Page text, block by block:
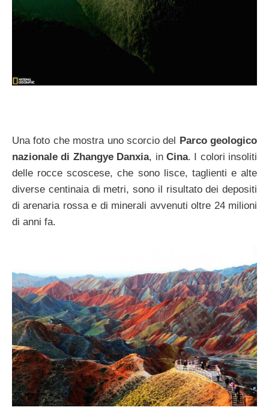
Una foto che mostra uno scorcio del Parco geologico
nazionale di Zhangye Danxia, in Cina. I colori insoliti
delle rocce scoscese, che sono lisce, taglienti e alte
diverse centinaia di metri, sono il risultato dei depositi
di arenaria rossa e di minerali avvenuti oltre 24 milioni
di anni fa.